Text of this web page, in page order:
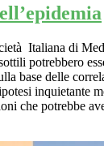
Italiana di
potrebbero
base delle
inquietante
che potrebbe